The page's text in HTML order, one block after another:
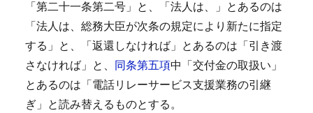
「第二十一条第二号」と、「法人は、」とあるのは
「法人は、総務大臣が次条の規定により新たに指定
する」と、「返還しなければ」とあるのは「引き渡
さなければ」と、 同条第五項中「交付金の取扱い」
とあるのは「電話リレーサービス支援業務の引継
ぎ」と読み替えるものとする。